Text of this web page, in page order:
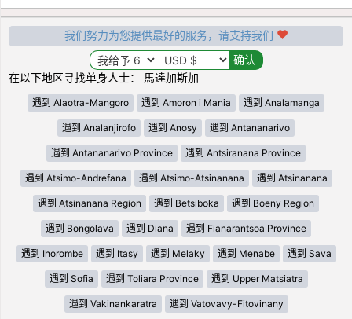
我们努力为您提供最好的服务，请支持我们
在以下地区寻找单身人士： 馬達加斯加
遇到 Alaotra-Mangoro 遇到 Amoron i Mania 遇到 Analamanga
遇到 Analanjirofo 遇到 Anosy 遇到 Antananarivo
遇到 Antananarivo Province 遇到 Antsiranana Province
遇到 Atsimo-Andrefana 遇到 Atsimo-Atsinanana 遇到 Atsinanana
遇到 Atsinanana Region 遇到 Betsiboka 遇到 Boeny Region
遇到 Bongolava 遇到 Diana 遇到 Fianarantsoa Province
遇到 Ihorombe 遇到 Itasy 遇到 Melaky 遇到 Menabe 遇到 Sava
遇到 Sofia 遇到 Toliara Province 遇到 Upper Matsiatra
遇到 Vakinankaratra 遇到 Vatovavy-Fitovinany